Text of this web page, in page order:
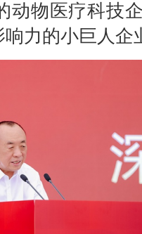
动物医疗科技
响力的小巨人企